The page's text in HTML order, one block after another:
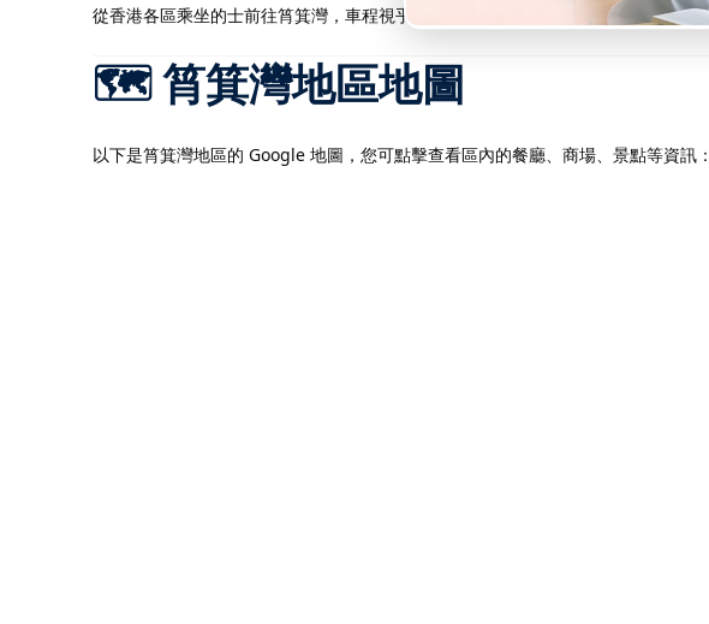
從香港各區乘坐的士前往筲箕灣，車程視乎起點距離及交通情況，車資有所不同。​
🗺️ 筲箕灣地區地圖
以下是筲箕灣地區的 Google 地圖，您可點擊查看區內的餐廳、商場、景點等資訊：​